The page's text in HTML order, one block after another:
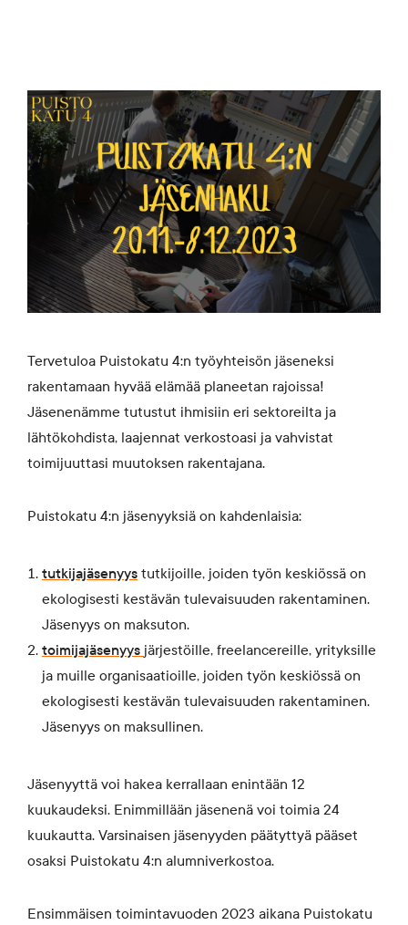
FAQ
EN SV SME
Tervetuloa Puistokatu 4:n työyhteisön jäseneksi
rakentamaan hyvää elämää planeetan rajoissa!
Jäsenenämme tutustut ihmisiin eri sektoreilta ja
lähtökohdista, laajennat verkostoasi ja vahvistat
toimijuuttasi muutoksen rakentajana.
Puistokatu 4:n jäsenyyksiä on kahdenlaisia:
tutkijajäsenyys tutkijoille, joiden työn keskiössä on
ekologisesti kestävän tulevaisuuden rakentaminen.
Jäsenyys on maksuton.
toimijajäsenyys järjestöille, freelancereille, yrityksille
ja muille organisaatioille, joiden työn keskiössä on
ekologisesti kestävän tulevaisuuden rakentaminen.
Jäsenyys on maksullinen.
Jäsenyyttä voi hakea kerrallaan enintään 12
kuukaudeksi. Enimmillään jäsenenä voi toimia 24
kuukautta. Varsinaisen jäsenyyden päätyttyä pääset
osaksi Puistokatu 4:n alumniverkostoa.
Ensimmäisen toimintavuoden 2023 aikana Puistokatu